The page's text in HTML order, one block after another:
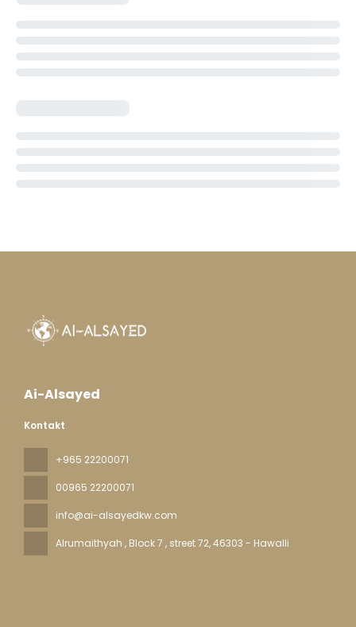
Ai-Alsayed
Kontakt
+965 22200071
00965 22200071
info@ai-alsayedkw.com
Alrumaithyah , Block 7 , street 72, 46303 - Hawalli